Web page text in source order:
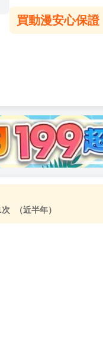
買動漫安心保證
（近半年）